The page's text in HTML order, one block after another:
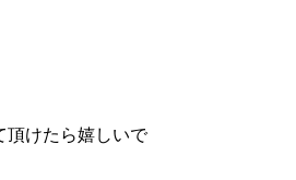
頂けたら嬉しいで